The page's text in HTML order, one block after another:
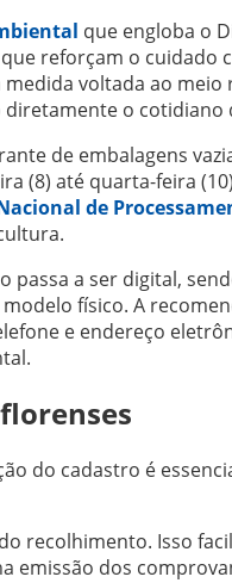
que engloba o
reforçam o cuidado
medida voltada ao meio
o
de embalagens
(8) até quarta-feira
de
passa a ser digital,
físico. A
e endereço
do cadastro é
recolhimento. Isso
emissão dos